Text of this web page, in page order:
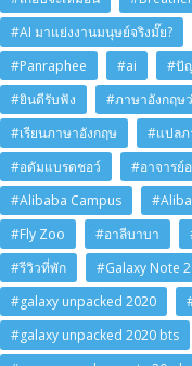
#AI มาแย่งงานมนุษย์จริงมั๊ย?
#Panraphee
#ai #ปั
#ยินดีรับฟัง
#ภาษาอังกฤษ
#เรียนภาษาอังกฤษ
#แปลภ
#อดัมแบรดชอว์
#อาจารย์
#Alibaba Campus
#Fly Zoo
#อาลีบาบา
#รีวิวที่พัก
#Galaxy Note
#galaxy unpacked 2020
#galaxy unpacked 2020 bts